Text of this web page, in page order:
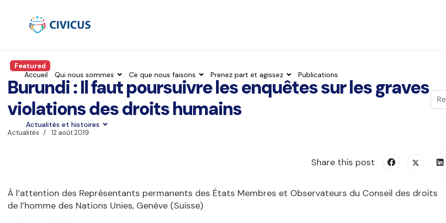
Accueil Qui nous sommes Ce que nous faisons Prenez part et agissez Publications
Actualités et histoires
Featured
Burundi : Il faut poursuivre les enquêtes sur les graves
violations des droits humains
Actualités 12 août 2019
Share this post
À l’attention des Représentants permanents des États Membres et Observateurs du Conseil des droits
de l’homme des Nations Unies, Genève (Suisse)